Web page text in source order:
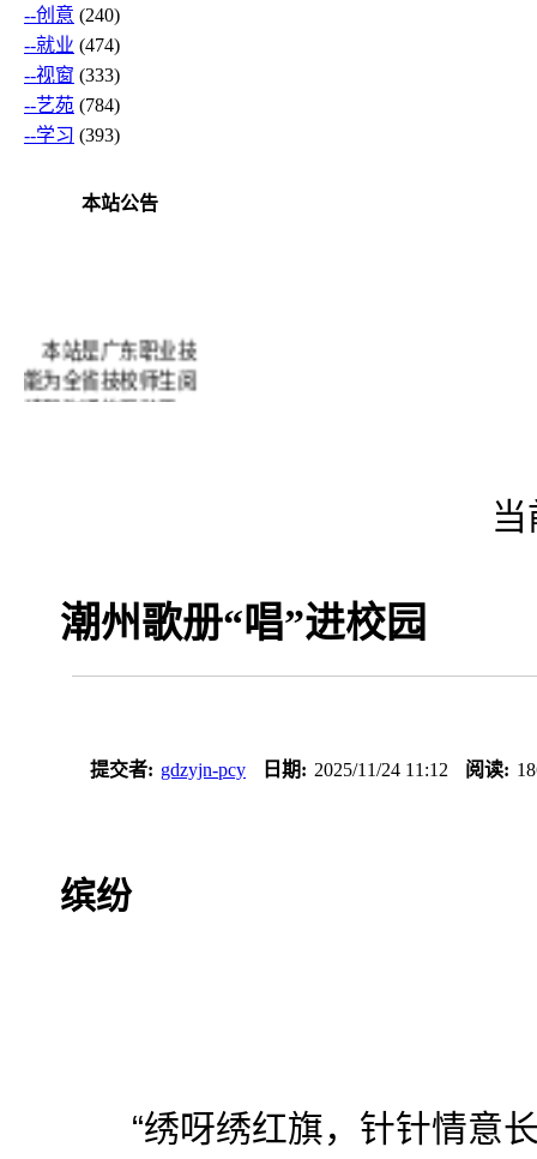
--创意 (240)
--就业 (474)
--视窗 (333)
--艺苑 (784)
--学习 (393)
本站公告
本站是广东职业技
能为全省技校师生阅
读和沟通的互动平
的批评和建议。
潮州歌册“唱”进校园
提交者: gdzyjn-pcy 日期: 2025/11/24 11:12 阅读:
缤纷
“绣呀绣红旗，针针情意